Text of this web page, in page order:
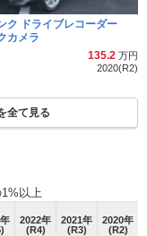
ク ドライブレコーダー
カメラ
135.2 万円
2020(R2)
全て見る
以上
年
2022年
(R4)
2021年
(R3)
2020年
(R2)